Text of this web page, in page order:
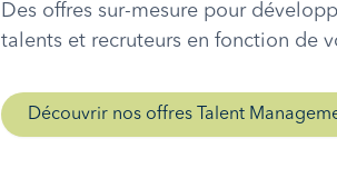
Des offres sur-mesure pour
talents et recruteurs en fonction de
Découvrir nos offres Talent